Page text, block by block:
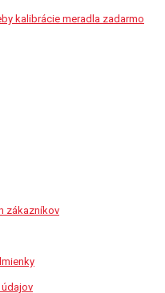
kalibrácie meradla zadarmo
zákazníkov